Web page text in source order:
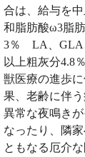
合は、給与を
和脂肪酸ω3脂
3％ LA、GLA
以上粗灰分4.8
獣医療の進歩
果、老齢に伴
異常な夜鳴き
なったり、隣
ともなる厄介